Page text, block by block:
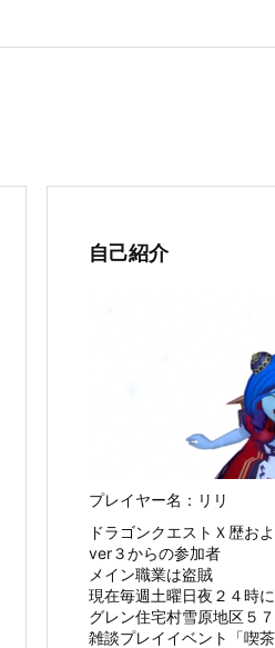
自己紹介
プレイヤー名：リリ
ドラゴンクエストＸ歴お
ver３からの参加者
メイン職業は盗賊
現在毎週土曜日夜２４時に
グレン住宅村雪原地区５
雑談プレイイベント「喫